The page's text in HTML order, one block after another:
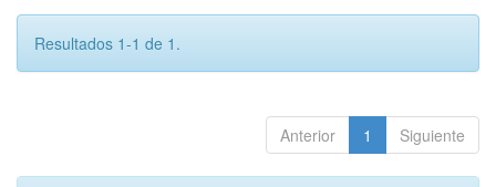
Resultados 1-1 de 1.
Anterior 1 Siguiente